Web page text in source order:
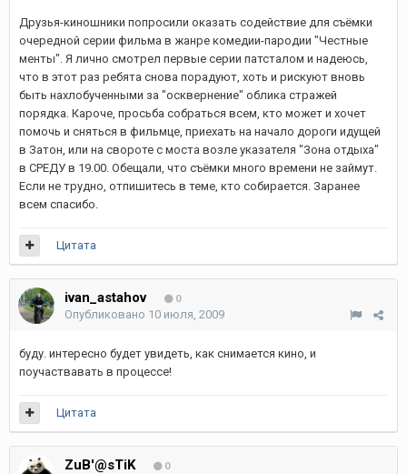
Друзья-киношники попросили оказать содействие для съёмки
очередной серии фильма в жанре комедии-пародии "Честные
менты". Я лично смотрел первые серии патсталом и надеюсь,
что в этот раз ребята снова порадуют, хоть и рискуют вновь
быть нахлобученными за "осквернение" облика стражей
порядка. Кароче, просьба собраться всем, кто может и хочет
помочь и сняться в фильмце, приехать на начало дороги идущей
в Затон, или на свороте с моста возле указателя "Зона отдыха"
в СРЕДУ в 19.00. Обещали, что съёмки много времени не займут.
Если не трудно, отпишитесь в теме, кто собирается. Заранее
всем спасибо.
Цитата
ivan_astahov 0
Опубликовано 10 июля, 2009
буду. интересно будет увидеть, как снимается кино, и
поучаствавать в процессе!
Цитата
ZuB'@sTiK 0